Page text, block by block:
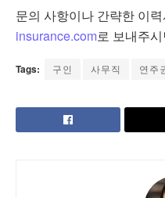
문의 사항이나 간략한 이
insurance.com로 보내주
Tags: 구인 사무직 연주